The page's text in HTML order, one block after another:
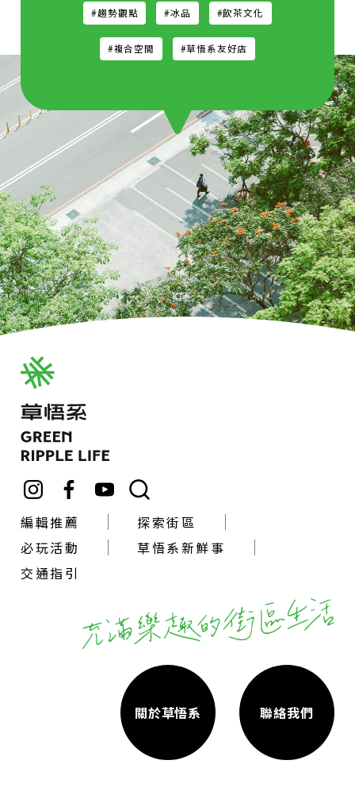
#趨勢觀點 #冰品 #飲茶文化
#複合空間 #草悟系友好店
編輯推薦
探索街區
必玩活動
草悟系新鮮事
交通指引
關於草悟系 聯絡我們